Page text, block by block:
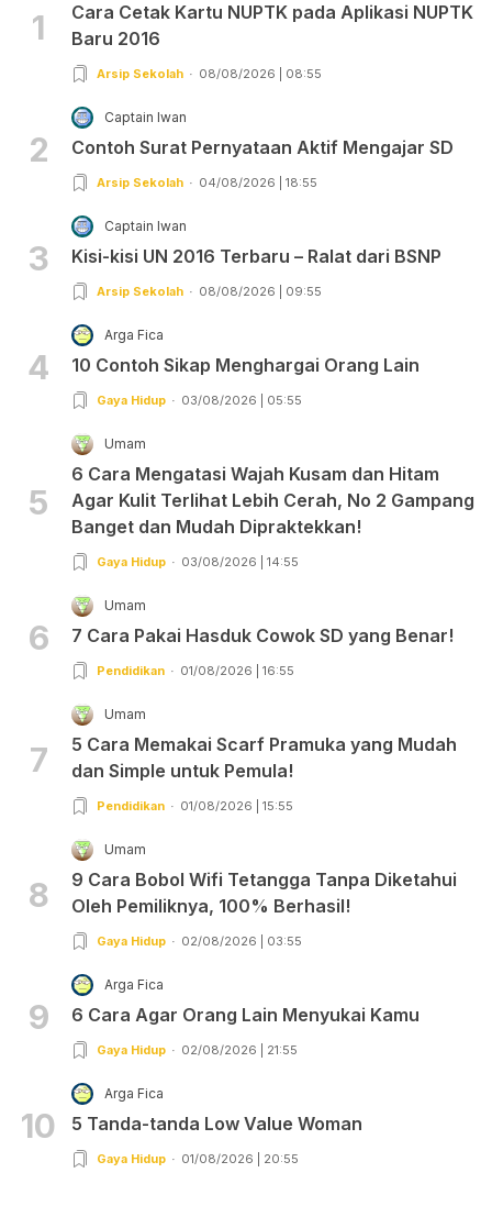
1
Cara Cetak Kartu NUPTK pada Aplikasi NUPTK
Baru 2016
Arsip Sekolah 08/08/2026 | 08:55
2
Captain Iwan
Contoh Surat Pernyataan Aktif Mengajar SD
Arsip Sekolah 04/08/2026 | 18:55
3
Captain Iwan
Kisi-kisi UN 2016 Terbaru – Ralat dari BSNP
Arsip Sekolah 08/08/2026 | 09:55
4
Arga Fica
10 Contoh Sikap Menghargai Orang Lain
Gaya Hidup 03/08/2026 | 05:55
5
Umam
6 Cara Mengatasi Wajah Kusam dan Hitam
Agar Kulit Terlihat Lebih Cerah, No 2 Gampang
Banget dan Mudah Dipraktekkan!
Gaya Hidup 03/08/2026 | 14:55
6
Umam
7 Cara Pakai Hasduk Cowok SD yang Benar!
Pendidikan 01/08/2026 | 16:55
7
Umam
5 Cara Memakai Scarf Pramuka yang Mudah
dan Simple untuk Pemula!
Pendidikan 01/08/2026 | 15:55
8
Umam
9 Cara Bobol Wifi Tetangga Tanpa Diketahui
Oleh Pemiliknya, 100% Berhasil!
Gaya Hidup 02/08/2026 | 03:55
9
Arga Fica
6 Cara Agar Orang Lain Menyukai Kamu
Gaya Hidup 02/08/2026 | 21:55
10
Arga Fica
5 Tanda-tanda Low Value Woman
Gaya Hidup 01/08/2026 | 20:55